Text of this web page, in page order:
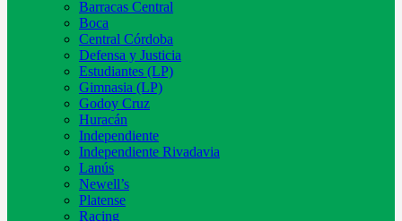
Barracas Central
Boca
Central Córdoba
Defensa y Justicia
Estudiantes (LP)
Gimnasia (LP)
Godoy Cruz
Huracán
Independiente
Independiente Rivadavia
Lanús
Newell’s
Platense
Racing